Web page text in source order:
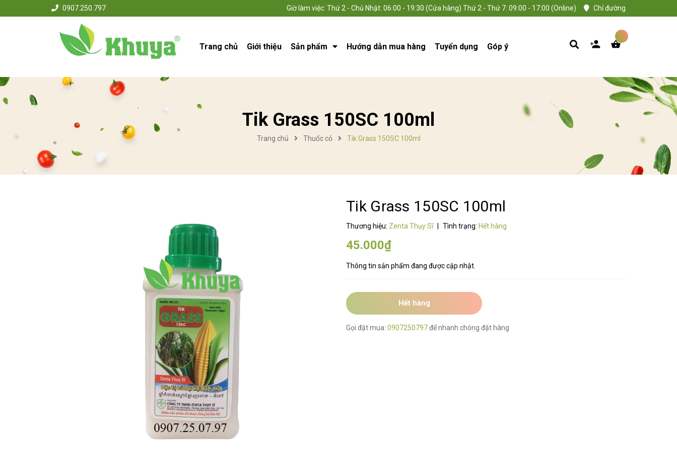
0907.250.797 Giờ làm việc: Thứ 2 - Chủ Nhật: 06:00 - 19:30 (Cửa hàng) Thứ 2 - Thứ 7: 09:00 - 17:00 (Online) Chỉ đường
Trang chủ Giới thiệu Sản phẩm Hướng dẫn mua hàng Tuyển dụng Góp ý
Tik Grass 150SC 100ml
Trang chủ Thuốc cỏ Tik Grass 150SC 100ml
Tik Grass 150SC 100ml
Thương hiệu: Zenta Thụy Sĩ Tình trạng: Hết hàng
45.000₫
Thông tin sản phẩm đang được cập nhật.
Hết hàng
Gọi đặt mua: 0907250797để nhanh chóng đặt hàng